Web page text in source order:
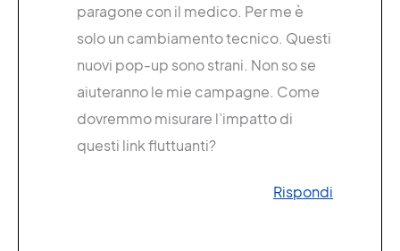
paragone con il medico. Per me è
solo un cambiamento tecnico. Questi
nuovi pop-up sono strani. Non so se
aiuteranno le mie campagne. Come
dovremmo misurare l’impatto di
questi link fluttuanti?
Rispondi